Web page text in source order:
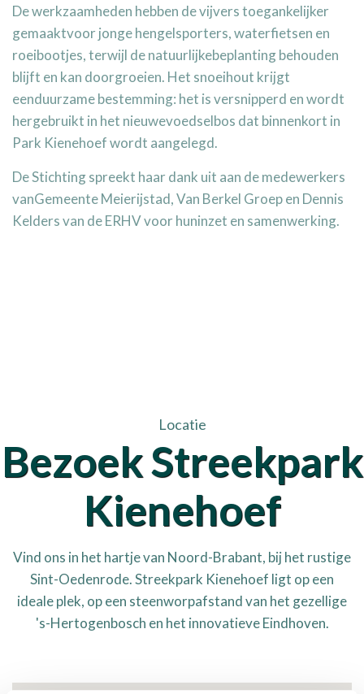
De werkzaamheden hebben de vijvers toegankelijker
gemaaktvoor jonge hengelsporters, waterfietsen en
roeibootjes, terwijl de natuurlijkebeplanting behouden
blijft en kan doorgroeien. Het snoeihout krijgt
eenduurzame bestemming: het is versnipperd en wordt
hergebruikt in het nieuwevoedselbos dat binnenkort in
Park Kienehoef wordt aangelegd.
De Stichting spreekt haar dank uit aan de medewerkers
vanGemeente Meierijstad, Van Berkel Groep en Dennis
Kelders van de ERHV voor huninzet en samenwerking.
Locatie
Bezoek Streekpark
Kienehoef
Vind ons in het hartje van Noord-Brabant, bij het rustige
Sint-Oedenrode. Streekpark Kienehoef ligt op een
ideale plek, op een steenworpafstand van het gezellige
's-Hertogenbosch en het innovatieve Eindhoven.